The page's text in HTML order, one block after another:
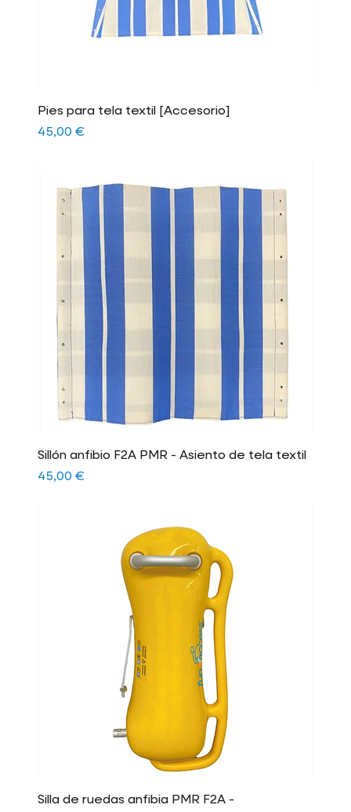
Pies para tela textil [Accesorio]
Precio
45,00 €
Sillón anfibio F2A PMR - Asiento de tela textil
Precio
45,00 €
Silla de ruedas anfibia PMR F2A -